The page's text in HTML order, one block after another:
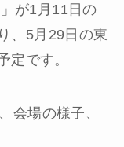
が1月11日の
、5月29日の東
定です。
会場の様子、